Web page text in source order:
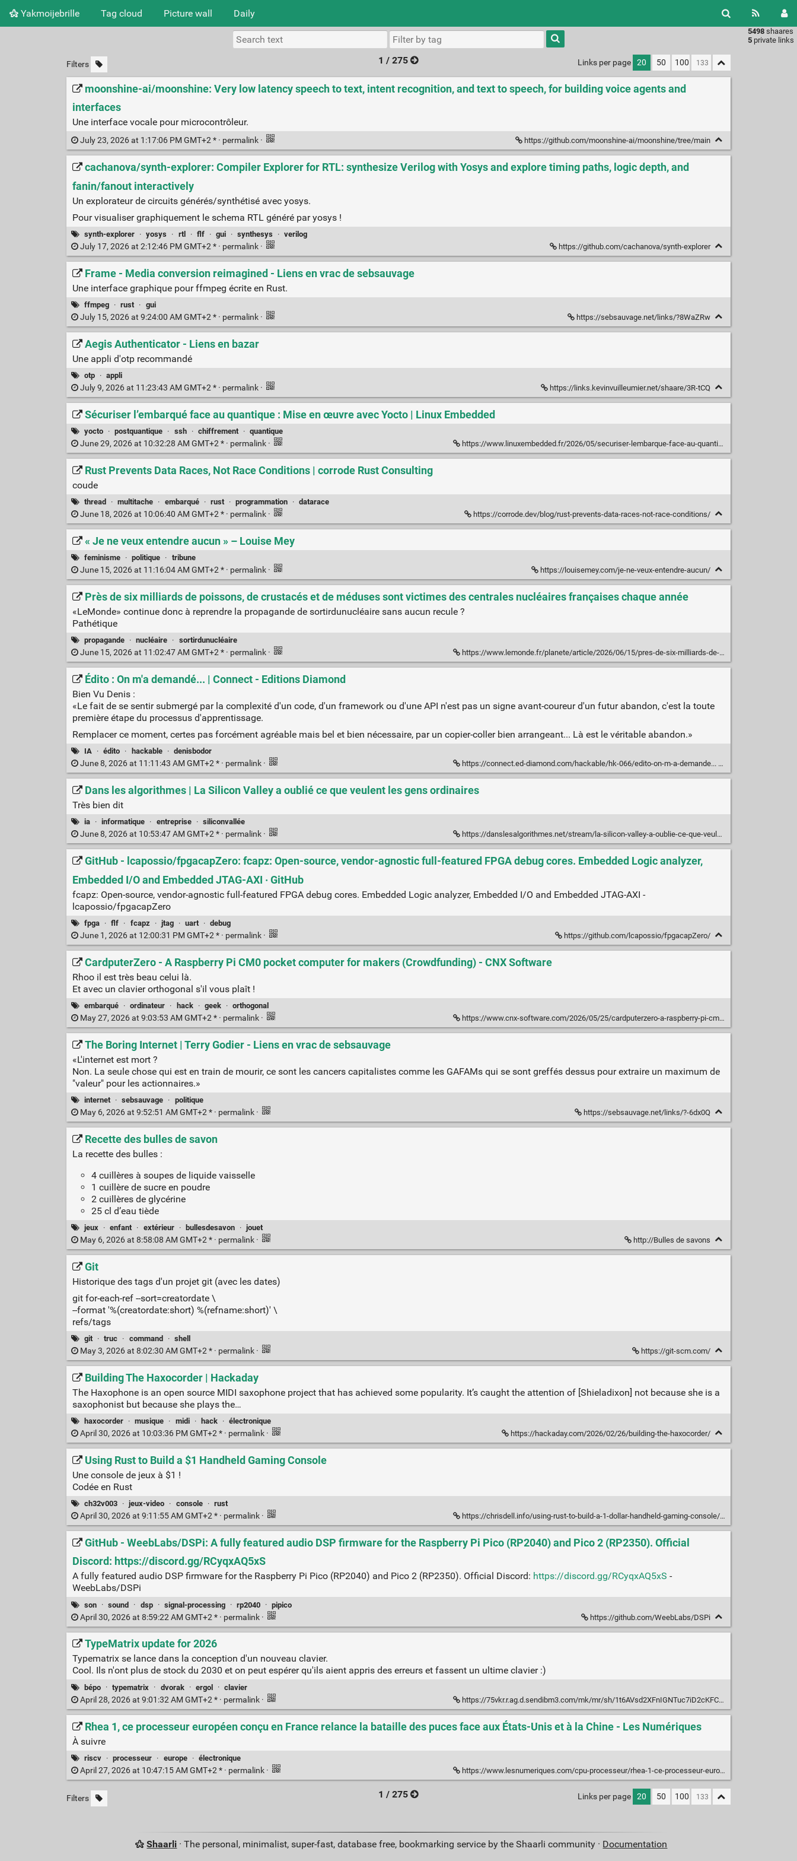
Yakmoijebrille Tag cloud Picture wall Daily
5498 shaares
5 private links
Type 1 or
more
characters
results.
Filters 1 / 275 Links per page 20 50 100
moonshine-ai/moonshine: Very low latency speech to text, intent recognition, and text to speech, for building voice agents and
interfaces
Une interface vocale pour microcontrôleur.
July 23, 2026 at 1:17:06 PM GMT+2 * · permalink · https://github.com/moonshine-ai/moonshine/tree/main
cachanova/synth-explorer: Compiler Explorer for RTL: synthesize Verilog with Yosys and explore timing paths, logic depth, and
fanin/fanout interactively
Un explorateur de circuits générés/synthétisé avec yosys.
Pour visualiser graphiquement le schema RTL généré par yosys !
synth-explorer · yosys · rtl · flf · gui · synthesys · verilog
July 17, 2026 at 2:12:46 PM GMT+2 * · permalink · https://github.com/cachanova/synth-explorer
Frame - Media conversion reimagined - Liens en vrac de sebsauvage
Une interface graphique pour ffmpeg écrite en Rust.
ffmpeg · rust · gui
July 15, 2026 at 9:24:00 AM GMT+2 * · permalink · https://sebsauvage.net/links/?8WaZRw
Aegis Authenticator - Liens en bazar
Une appli d'otp recommandé
otp · appli
July 9, 2026 at 11:23:43 AM GMT+2 * · permalink · https://links.kevinvuilleumier.net/shaare/3R-tCQ
Sécuriser l’embarqué face au quantique : Mise en œuvre avec Yocto | Linux Embedded
yocto · postquantique · ssh · chiffrement · quantique
June 29, 2026 at 10:32:28 AM GMT+2 * · permalink · https://www.linuxembedded.fr/2026/05/securiser-lembarque-face-au-quantique-mise-en-oeuvre-avec-yocto
Rust Prevents Data Races, Not Race Conditions | corrode Rust Consulting
coude
thread · multitache · embarqué · rust · programmation · datarace
June 18, 2026 at 10:06:40 AM GMT+2 * · permalink · https://corrode.dev/blog/rust-prevents-data-races-not-race-conditions/
« Je ne veux entendre aucun » – Louise Mey
feminisme · politique · tribune
June 15, 2026 at 11:16:04 AM GMT+2 * · permalink · https://louisemey.com/je-ne-veux-entendre-aucun/
Près de six milliards de poissons, de crustacés et de méduses sont victimes des centrales nucléaires françaises chaque année
«LeMonde» continue donc à reprendre la propagande de sortirdunucléaire sans aucun recule ?
Pathétique
propagande · nucléaire · sortirdunucléaire
June 15, 2026 at 11:02:47 AM GMT+2 * · permalink · https://www.lemonde.fr/planete/article/2026/06/15/pres-de-six-milliards-de-poissons-de-crustaces-et-de-meduses-sont-victimes-des-centrales-nucleaires-francaises-chaque-annee_6703147_3244.html
Édito : On m'a demandé... | Connect - Editions Diamond
Bien Vu Denis :
«Le fait de se sentir submergé par la complexité d'un code, d'un framework ou d'une API n'est pas un signe avant-coureur d'un futur abandon, c'est la toute
première étape du processus d'apprentissage.
Remplacer ce moment, certes pas forcément agréable mais bel et bien nécessaire, par un copier-coller bien arrangeant... Là est le véritable abandon.»
IA · édito · hackable · denisbodor
June 8, 2026 at 11:11:43 AM GMT+2 * · permalink · https://connect.ed-diamond.com/hackable/hk-066/edito-on-m-a-demande...
Dans les algorithmes | La Silicon Valley a oublié ce que veulent les gens ordinaires
Très bien dit
ia · informatique · entreprise · siliconvallée
June 8, 2026 at 10:53:47 AM GMT+2 * · permalink · https://danslesalgorithmes.net/stream/la-silicon-valley-a-oublie-ce-que-veulent-les-gens-ordinaires/
GitHub - lcapossio/fpgacapZero: fcapz: Open-source, vendor-agnostic full-featured FPGA debug cores. Embedded Logic analyzer,
Embedded I/O and Embedded JTAG-AXI · GitHub
fcapz: Open-source, vendor-agnostic full-featured FPGA debug cores. Embedded Logic analyzer, Embedded I/O and Embedded JTAG-AXI -
lcapossio/fpgacapZero
fpga · flf · fcapz · jtag · uart · debug
June 1, 2026 at 12:00:31 PM GMT+2 * · permalink · https://github.com/lcapossio/fpgacapZero/
CardputerZero - A Raspberry Pi CM0 pocket computer for makers (Crowdfunding) - CNX Software
Rhoo il est très beau celui là.
Et avec un clavier orthogonal s'il vous plaît !
embarqué · ordinateur · hack · geek · orthogonal
May 27, 2026 at 9:03:53 AM GMT+2 * · permalink · https://www.cnx-software.com/2026/05/25/cardputerzero-a-raspberry-pi-cm0-pocket-computer-for-makers/
The Boring Internet | Terry Godier - Liens en vrac de sebsauvage
«L'internet est mort ?
Non. La seule chose qui est en train de mourir, ce sont les cancers capitalistes comme les GAFAMs qui se sont greffés dessus pour extraire un maximum de
"valeur" pour les actionnaires.»
internet · sebsauvage · politique
May 6, 2026 at 9:52:51 AM GMT+2 * · permalink · https://sebsauvage.net/links/?-6dx0Q
Recette des bulles de savon
La recette des bulles :
4 cuillères à soupes de liquide vaisselle
1 cuillère de sucre en poudre
2 cuillères de glycérine
25 cl d’eau tiède
jeux · enfant · extérieur · bullesdesavon · jouet
May 6, 2026 at 8:58:08 AM GMT+2 * · permalink · http://Bulles de savons
Git
Historique des tags d'un projet git (avec les dates)
git for-each-ref --sort=creatordate \
--format '%(creatordate:short) %(refname:short)' \
refs/tags
git · truc · command · shell
May 3, 2026 at 8:02:30 AM GMT+2 * · permalink · https://git-scm.com/
Building The Haxocorder | Hackaday
The Haxophone is an open source MIDI saxophone project that has achieved some popularity. It’s caught the attention of [Shieladixon] not because she is a
saxophonist but because she plays the…
haxocorder · musique · midi · hack · électronique
April 30, 2026 at 10:03:36 PM GMT+2 * · permalink · https://hackaday.com/2026/02/26/building-the-haxocorder/
Using Rust to Build a $1 Handheld Gaming Console
Une console de jeux à $1 !
Codée en Rust
ch32v003 · jeux-video · console · rust
April 30, 2026 at 9:11:55 AM GMT+2 * · permalink · https://chrisdell.info/using-rust-to-build-a-1-dollar-handheld-gaming-console/
GitHub - WeebLabs/DSPi: A fully featured audio DSP firmware for the Raspberry Pi Pico (RP2040) and Pico 2 (RP2350). Official
Discord: https://discord.gg/RCyqxAQ5xS
A fully featured audio DSP firmware for the Raspberry Pi Pico (RP2040) and Pico 2 (RP2350). Official Discord: https://discord.gg/RCyqxAQ5xS -
WeebLabs/DSPi
son · sound · dsp · signal-processing · rp2040 · pipico
April 30, 2026 at 8:59:22 AM GMT+2 * · permalink · https://github.com/WeebLabs/DSPi
TypeMatrix update for 2026
Typematrix se lance dans la conception d'un nouveau clavier.
Cool. Ils n'ont plus de stock du 2030 et on peut espérer qu'ils aient appris des erreurs et fassent un ultime clavier :)
bépo · typematrix · dvorak · ergol · clavier
April 28, 2026 at 9:01:32 AM GMT+2 * · permalink · https://75vkr.r.ag.d.sendibm3.com/mk/mr/sh/1t6AVsd2XFnIGNTuc7iD2cKFCyJ7qO/FfS5I-xZBvA4
Rhea 1, ce processeur européen conçu en France relance la bataille des puces face aux États-Unis et à la Chine - Les Numériques
À suivre
riscv · processeur · europe · électronique
April 27, 2026 at 10:47:15 AM GMT+2 * · permalink · https://www.lesnumeriques.com/cpu-processeur/rhea-1-ce-processeur-europeen-concu-en-france-relance-la-bataille-des-puces-face-aux-etats-unis-et-a-la-chine-n239589.html
Filters 1 / 275 Links per page 20 50 100
Shaarli · The personal, minimalist, super-fast, database free, bookmarking service by the Shaarli community · Documentation